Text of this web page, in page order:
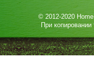
© 2012-2020
При